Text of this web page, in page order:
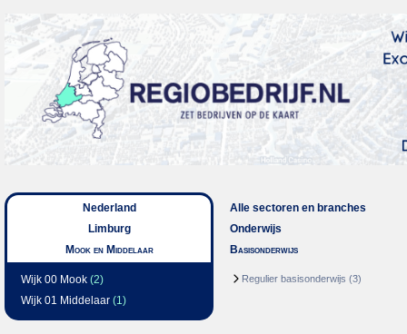
Nederland
Limburg
Mook en Middelaar
Wijk 00 Mook (2)
Wijk 01 Middelaar (1)
Alle sectoren en branches
Onderwijs
Basisonderwijs
Regulier basisonderwijs (3)